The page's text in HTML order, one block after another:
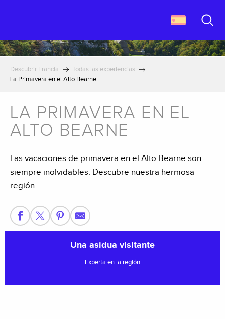
principal
Descubrir Francia
Todas las experiencias
La Primavera en el Alto Bearne
LA PRIMAVERA EN EL
ALTO BEARNE
Las vacaciones de primavera en el Alto Bearne son
siempre inolvidables. Descubre nuestra hermosa
región.
Una asidua visitante
Experta en la región